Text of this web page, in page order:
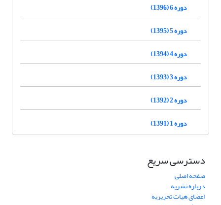
دوره 6 (1396)
دوره 5 (1395)
دوره 4 (1394)
دوره 3 (1393)
دوره 2 (1392)
دوره 1 (1391)
دسترسی سریع
صفحه اصلی
درباره نشریه
اعضای هیات تحریریه